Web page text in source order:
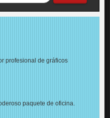
profesional de gráficos
paquete de oficina.